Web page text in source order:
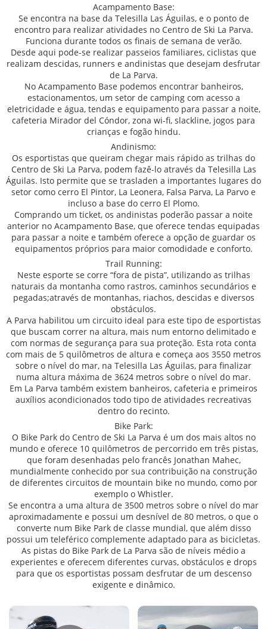
Acampamento Base:
Se encontra na base da Telesilla Las Águilas, e o ponto de
encontro para realizar atividades no Centro de Ski La Parva.
Funciona durante todos os finais de semana de verão.
Desde aqui pode-se realizar passeios familiares, ciclistas que
realizam descidas, runners e andinistas que desejam desfrutar
de La Parva.
No Acampamento Base podemos encontrar banheiros,
estacionamentos, um setor de camping com acesso a
eletricidade e água, tendas e equipamento para passar a noite,
cafeteria Mirador del Cóndor, zona wi-fi, slackline, jogos para
crianças e fogão hindu.
Andinismo:
Os esportistas que queiram chegar mais rápido as trilhas do
Centro de Ski La Parva, podem fazê-lo através da Telesilla Las
Águilas. Isto permite que se trasladen a importantes lugares do
setor como cerro El Pintor, La Leonera, Falsa Parva, La Parvo e
incluso a base do cerro El Plomo.
Comprando um ticket, os andinistas poderão passar a noite
anterior no Acampamento Base, que oferece tendas equipadas
para passar a noite e também oferece a opção de guardar os
equipamentos próprios para maior comodidade e conforto.
Trail Running:
Neste esporte se corre “fora de pista”, utilizando as trilhas
naturais da montanha como rastros, caminhos secundários e
pegadas;através de montanhas, riachos, descidas e diversos
obstáculos.
A Parva habilitou um circuito ideal para este tipo de esportistas
que buscam correr na altura, mais num entorno delimitado e
com normas de segurança para sua proteção. Esta rota conta
com mais de 5 quilômetros de altura e começa aos 3550 metros
sobre o nível do mar, na Telesilla Las Águilas, para finalizar
numa altura máxima de 3624 metros sobre o nível do mar.
Em La Parva também existem banheiros, cafeteria e primeiros
auxílios acondicionados todo tipo de atividades recreativas
dentro do recinto.
Bike Park:
O Bike Park do Centro de Ski La Parva é um dos mais altos no
mundo e oferece 10 quilômetros de percorrido em três pistas,
que foram desenhadas pelo francês Jonathan Mahec,
mundialmente conhecido por sua contribuição na construção
de diferentes circuitos de mountain bike no mundo, como por
exemplo o Whistler.
Se encontra a uma altura de 3500 metros sobre o nível do mar
aproximadamente e possui um desnível de 80 metros, o que o
converte num Bike Park de classe mundial, que além disso
possui um teleférico complemente adaptado para as bicicletas.
As pistas do Bike Park de La Parva são de níveis médio a
experientes e oferecem diferentes curvas, obstáculos e drops
para que os esportistas possam desfrutar de um descenso
exigente e dinâmico.